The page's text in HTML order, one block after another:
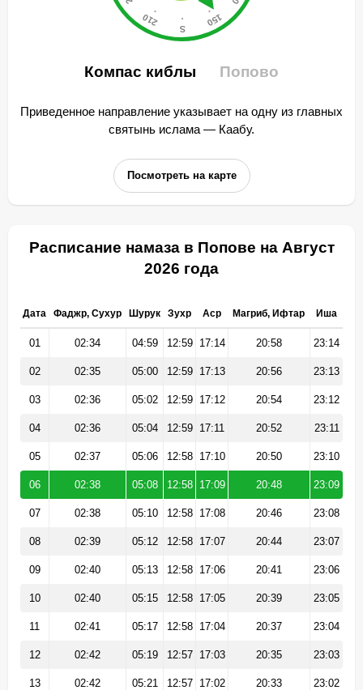
Компас киблы Попово
Приведенное направление указывает на одну из главных
святынь ислама — Каабу.
Посмотреть на карте
Расписание намаза в Попове на Август
2026 года
Дата Фаджр, Сухур Шурук Зухр Аср Магриб, Ифтар Иша
01 02:34 04:59 12:59 17:14 20:58 23:14
02 02:35 05:00 12:59 17:13 20:56 23:13
03 02:36 05:02 12:59 17:12 20:54 23:12
04 02:36 05:04 12:59 17:11 20:52 23:11
05 02:37 05:06 12:58 17:10 20:50 23:10
06 02:38 05:08 12:58 17:09 20:48 23:09
07 02:38 05:10 12:58 17:08 20:46 23:08
08 02:39 05:12 12:58 17:07 20:44 23:07
09 02:40 05:13 12:58 17:06 20:41 23:06
10 02:40 05:15 12:58 17:05 20:39 23:05
11 02:41 05:17 12:58 17:04 20:37 23:04
12 02:42 05:19 12:57 17:03 20:35 23:03
13 02:42 05:21 12:57 17:02 20:33 23:02